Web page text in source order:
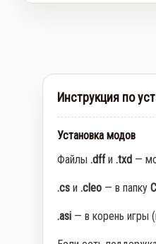
Инструкция по
Установка модов
Файлы .dffи .txd —
.cs и .cleo — в папку
.asi — в корень игры